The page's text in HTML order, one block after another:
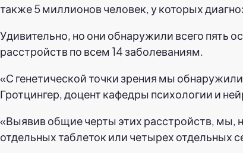
также 5 миллионов человек, у которых
Удивительно, но они обнаружили всего пять
расстройств по всем 14 заболеваниям.
«С генетической точки зрения мы
Гротцингер, доцент кафедры психологии и
«Выявив общие черты этих расстройств, мы,
отдельных таблеток или четырех отдельных